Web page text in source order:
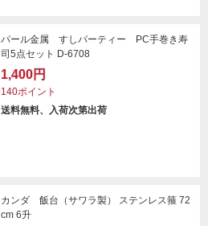
パール金属 すしパーティー PC手巻き寿
司5点セット D-6708
1,400円
140ポイント
送料無料、入荷次第出荷
カンダ 飯台（サワラ製） ステンレス箍 72
cm 6升